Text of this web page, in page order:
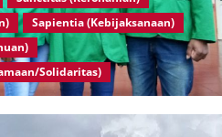
Sapientia (Kebijaksanaan)
Solidaritas)